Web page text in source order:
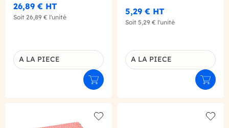
26,89 € HT
Soit 26,89 € l'unité
Déclinaison du produit
A LA PIECE
Ajouter au panier
5,29 € HT
Soit 5,29 € l'unité
Déclinaison du produit
A LA PIECE